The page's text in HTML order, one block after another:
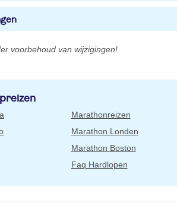
voorbehoud van wijzigingen!
Marathonreizen
Marathon Londen
Marathon Boston
Faq Hardlopen